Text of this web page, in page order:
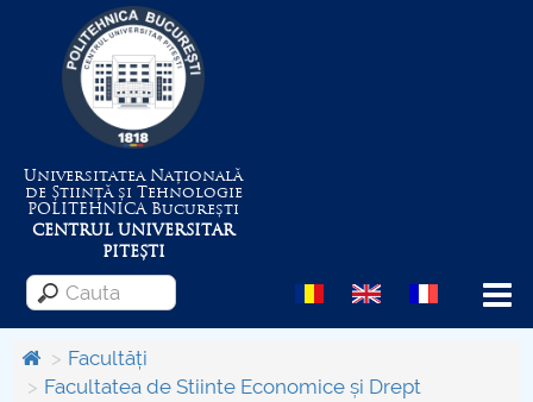
Universitatea Națională
de Știință și Tehnologie
POLITEHNICABucurești
CENTRUL UNIVERSITAR
PITEȘTI
Menu
Facultăți
Facultatea de Stiinte Economice și Drept